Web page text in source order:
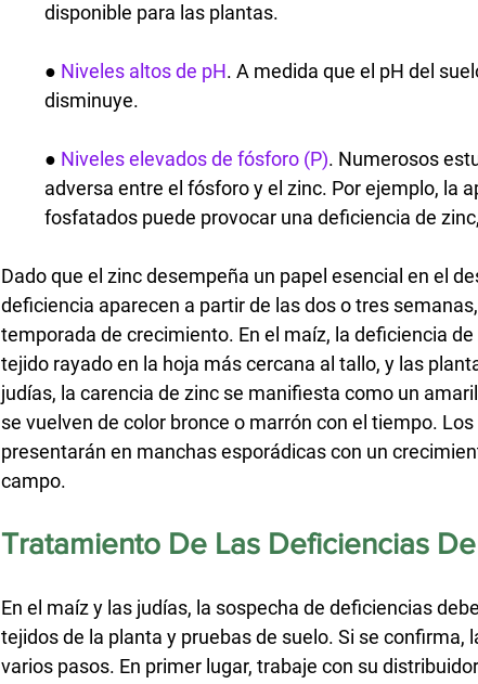
disponible para las plantas.
● Niveles altos de pH. A medida que el pH del
disminuye.
● Niveles elevados de fósforo (P). Numerosos
adversa entre el fósforo y el zinc. Por ejemplo, la
fosfatados puede provocar una deficiencia de
Dado que el zinc desempeña un papel esencial en el
deficiencia aparecen a partir de las dos o tres
temporada de crecimiento. En el maíz, la deficiencia
tejido rayado en la hoja más cercana al tallo, y las
judías, la carencia de zinc se manifiesta como un
se vuelven de color bronce o marrón con el tiempo.
presentarán en manchas esporádicas con un
campo.
Tratamiento De Las Deficiencias
En el maíz y las judías, la sospecha de deficiencias
tejidos de la planta y pruebas de suelo. Si se confirma,
varios pasos. En primer lugar, trabaje con su